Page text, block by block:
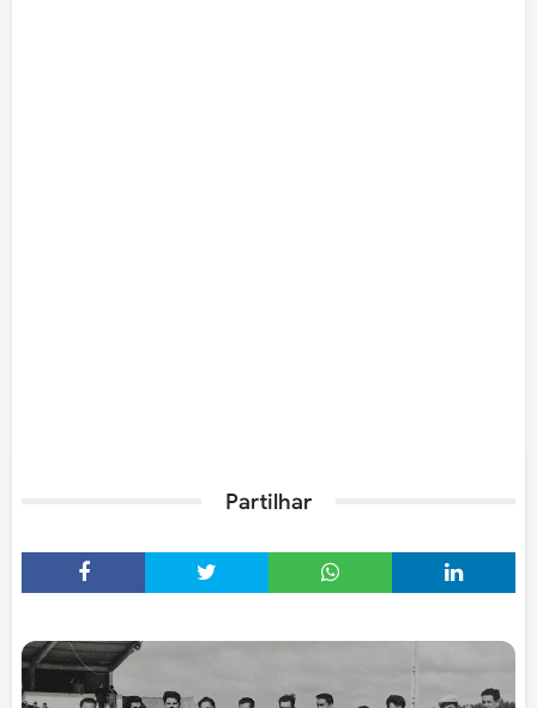
Partilhar